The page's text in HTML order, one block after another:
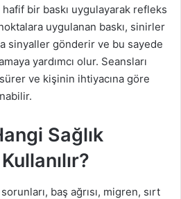
bir baskı uygulayarak refleks
uygulanan baskı, sinirler
sinyaller gönderir ve bu sayede
yardımcı olur. Seansları
ve kişinin ihtiyacına göre
Sağlık
baş ağrısı, migren, sırt